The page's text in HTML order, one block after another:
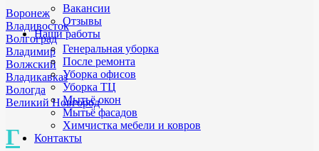
Воронеж
Владивосток
Волгоград
Владимир
Волжский
Владикавказ
Вологда
Великий Новгород
Г
Вакансии
Отзывы
Наши работы
Генеральная уборка
После ремонта
Уборка офисов
Уборка ТЦ
Мытьё окон
Мытьё фасадов
Химчистка мебели и ковров
Контакты